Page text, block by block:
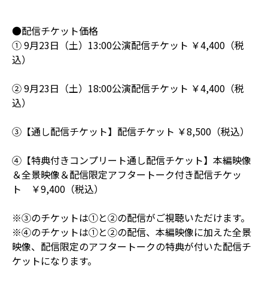
●配信チケット価格
① 9月23日（土）13:00公演配信チケット ￥4,400（税
込）
② 9月23日（土）18:00公演配信チケット ￥4,400（税
込）
③【通し配信チケット】配信チケット ￥8,500（税込）
④【特典付きコンプリート通し配信チケット】本編映像
＆全景映像＆配信限定アフタートーク付き配信チケッ
ト ￥9,400（税込）
※③のチケットは①と②の配信がご視聴いただけます。
※④のチケットは①と②の配信、本編映像に加えた全景
映像、配信限定のアフタートークの特典が付いた配信チ
ケットになります。